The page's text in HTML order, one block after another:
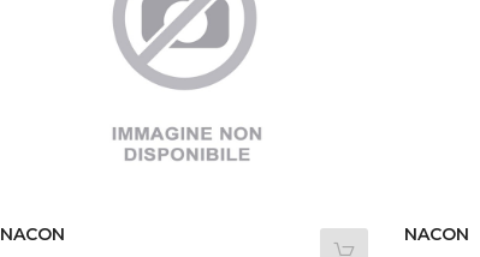
NACON
NACON